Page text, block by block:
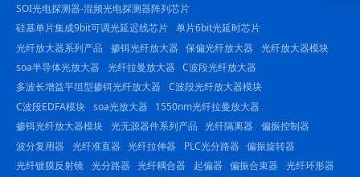
SOI光电探测器-混频光电探测器阵列芯片
硅基单片集成9bit可调光延迟线芯片 单片6bit光延时芯片
光纤放大器系列产品
掺铒光纤放大器 保偏光纤放大器
光纤放大器模块
soa半导体光放大器
光纤拉曼放大器 C波段光纤放大器
多波长增益平坦型掺铒光纤放大器
C波段光纤放大器模块
C波段EDFA模块 soa光放大器
1550nm光纤拉曼放大器
掺铒光纤放大器模块 光无源器件系列产品 光纤隔离器
偏振控制器
波分复用器
光纤准直器 光纤拉伸器 PLC光分路器
偏振旋转器
光纤镀膜反射镜 光分路器 光纤耦合器 起偏器 偏振合束器
光纤环形器